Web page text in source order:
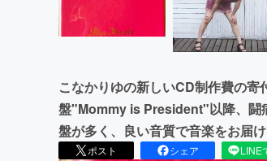
こなかりゆの新しいCD制作費の
盤"Mommy is President"以降、闘
盤が多く、良い音質で音楽をお届
ポスト シェア LINE